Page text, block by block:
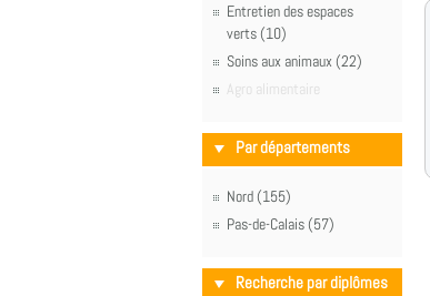
Entretien des espaces
verts (10)
Soins aux animaux (22)
Agro alimentaire
Par départements
Nord (155)
Pas-de-Calais (57)
Recherche par diplômes